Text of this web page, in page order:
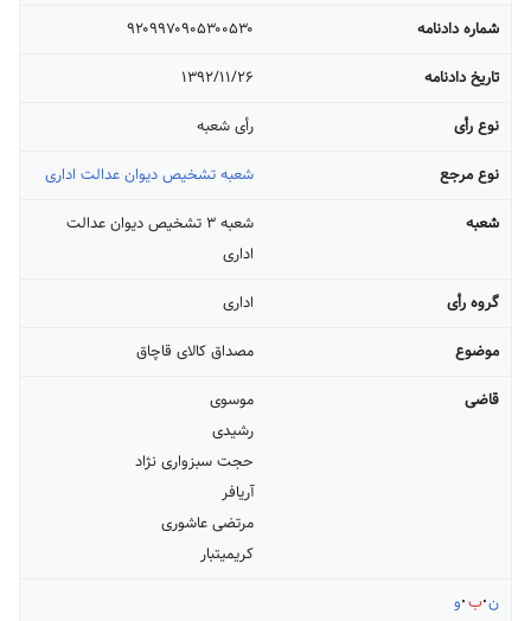
شماره دادنامه
۹۲۰۹۹۷۰۹۰۵۳۰۰۵۳۰
تاریخ دادنامه
۱۳۹۲/۱۱/۲۶
نوع رأی
رأی شعبه
نوع مرجع
شعبه تشخیص دیوان عدالت اداری
شعبه
شعبه ۳ تشخیص دیوان عدالت
اداری
گروه رأی
اداری
موضوع
مصداق کالای قاچاق
قاضی
موسوی
رشیدی
حجت سبزواری نژاد
آریافر
مرتضی عاشوری
کریمی‏تبار
ن ب و